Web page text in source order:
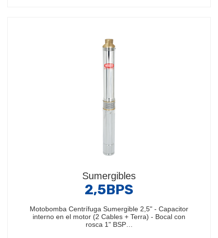
Sumergibles
2,5BPS
Motobomba Centrífuga Sumergible 2,5" - Capacitor
interno en el motor (2 Cables + Terra) - Bocal con
rosca 1" BSP…